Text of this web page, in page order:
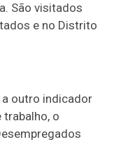
São visitados
e no Distrito
a outro indicador
o